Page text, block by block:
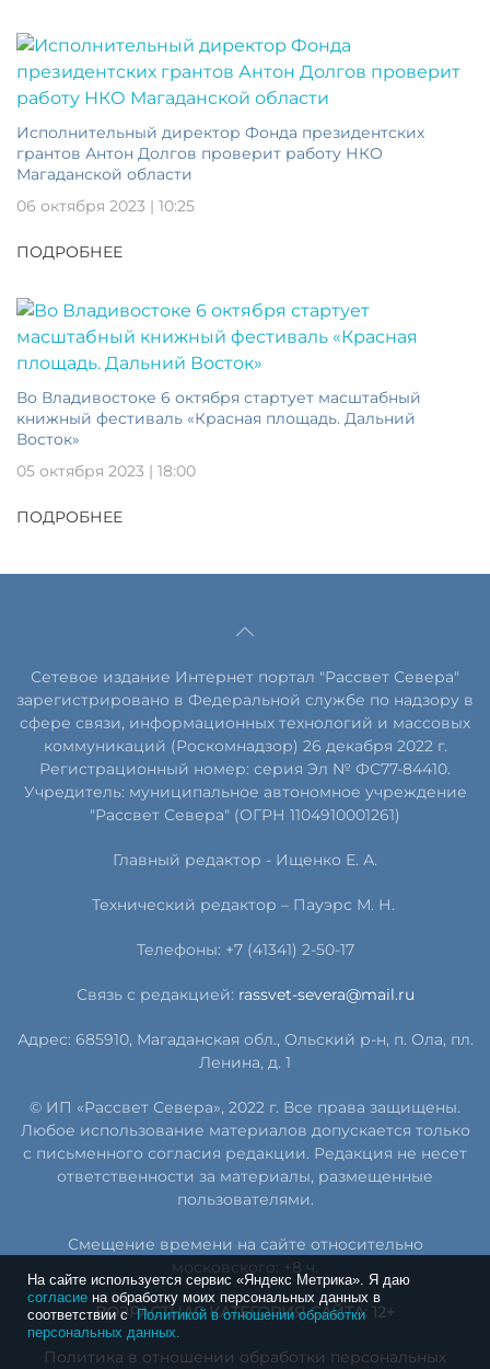
Исполнительный директор Фонда президентских
грантов Антон Долгов проверит работу НКО
Магаданской области
06 октября 2023 | 10:25
ПОДРОБНЕЕ
Во Владивостоке 6 октября стартует масштабный
книжный фестиваль «Красная площадь. Дальний
Восток»
05 октября 2023 | 18:00
ПОДРОБНЕЕ
Сетевое издание Интернет портал "Рассвет Севера"
зарегистрировано в Федеральной службе по надзору в
сфере связи, информационных технологий и массовых
коммуникаций (Роскомнадзор) 26 декабря 2022 г.
Регистрационный номер: серия Эл № ФС77-84410.
Учредитель: муниципальное автономное учреждение
"Рассвет Севера" (ОГРН 1104910001261)
Главный редактор - Ищенко Е. А.
Технический редактор – Пауэрс М. Н.
Телефоны: +7 (41341) 2-50-17
Связь с редакцией: rassvet-severa@mail.ru
Адрес: 685910, Магаданская обл., Ольский р-н, п. Ола, пл.
Ленина, д. 1
© ИП «Рассвет Севера», 2022 г. Все права защищены.
Любое использование материалов допускается только
с письменного согласия редакции. Редакция не несет
ответственности за материалы, размещенные
пользователями.
Смещение времени на сайте относительно
московского: +8 ч.
ВОЗРАСТНАЯ КАТЕГОРИЯ САЙТА: 12+
Политика в отношении обработки персональных
На сайте используется сервис «Яндекс Метрика». Я даю
согласие на обработку моих персональных данных в
соответствии сПолитикой в отношении обработки
персональных данных.